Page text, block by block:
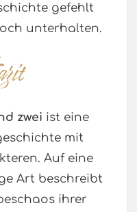
gefehlt
unterhalten.
zwei ist eine
mit
Auf eine
Art beschreibt
ihrer